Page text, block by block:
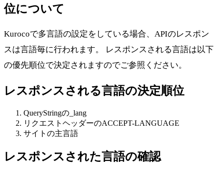
位について
Kurocoで多言語の設定をしている場合、APIのレスポン
スは言語毎に行われます。 レスポンスされる言語は以下
の優先順位で決定されますのでご参照ください。
レスポンスされる言語の決定順位
QueryStringの_lang
リクエストヘッダーのACCEPT-LANGUAGE
サイトの主言語
レスポンスされた言語の確認